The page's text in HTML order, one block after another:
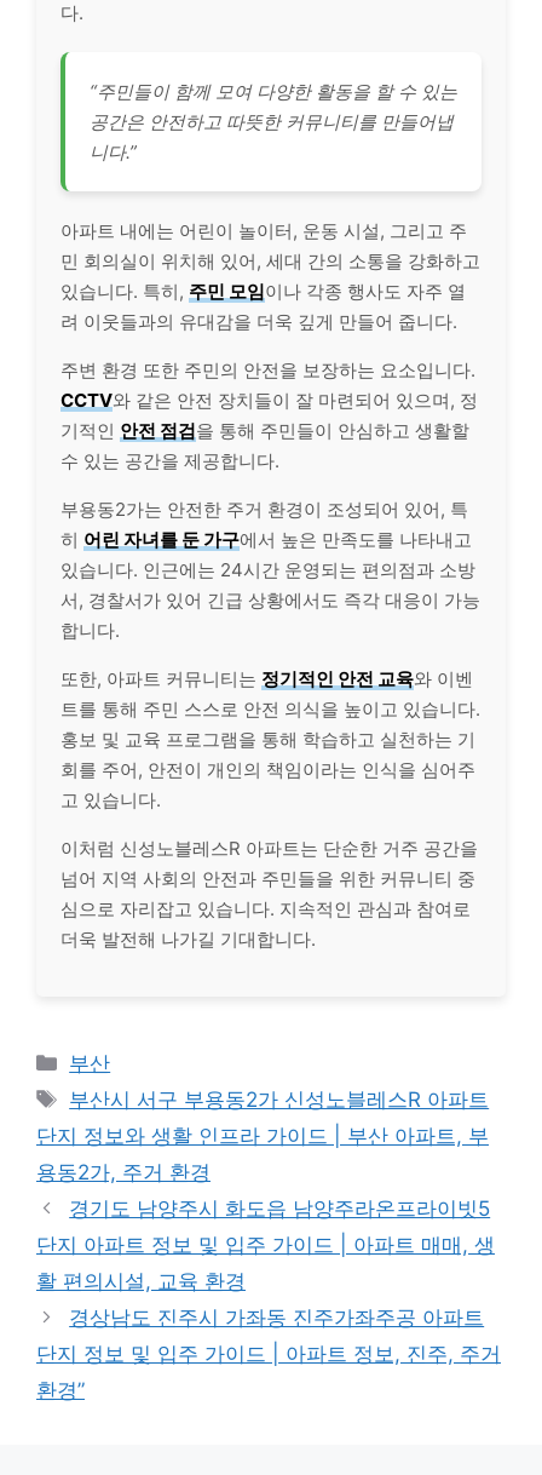
다.
“주민들이 함께 모여 다양한 활동을 할 수 있는
공간은 안전하고 따뜻한 커뮤니티를 만들어냅
니다.”
아파트 내에는 어린이 놀이터, 운동 시설, 그리고 주
민 회의실이 위치해 있어, 세대 간의 소통을 강화하고
있습니다. 특히, 주민 모임이나 각종 행사도 자주 열
려 이웃들과의 유대감을 더욱 깊게 만들어 줍니다.
주변 환경 또한 주민의 안전을 보장하는 요소입니다.
CCTV와 같은 안전 장치들이 잘 마련되어 있으며, 정
기적인 안전 점검을 통해 주민들이 안심하고 생활할
수 있는 공간을 제공합니다.
부용동2가는 안전한 주거 환경이 조성되어 있어, 특
히 어린 자녀를 둔 가구에서 높은 만족도를 나타내고
있습니다. 인근에는 24시간 운영되는 편의점과 소방
서, 경찰서가 있어 긴급 상황에서도 즉각 대응이 가능
합니다.
또한, 아파트 커뮤니티는 정기적인 안전 교육와 이벤
트를 통해 주민 스스로 안전 의식을 높이고 있습니다.
홍보 및 교육 프로그램을 통해 학습하고 실천하는 기
회를 주어, 안전이 개인의 책임이라는 인식을 심어주
고 있습니다.
이처럼 신성노블레스R 아파트는 단순한 거주 공간을
넘어 지역 사회의 안전과 주민들을 위한 커뮤니티 중
심으로 자리잡고 있습니다. 지속적인 관심과 참여로
더욱 발전해 나가길 기대합니다.
Categories
부산
Tags
부산시 서구 부용동2가 신성노블레스R 아파트
단지 정보와 생활 인프라 가이드 | 부산 아파트, 부
용동2가, 주거 환경
경기도 남양주시 화도읍 남양주라온프라이빗5
단지 아파트 정보 및 입주 가이드 | 아파트 매매, 생
활 편의시설, 교육 환경
경상남도 진주시 가좌동 진주가좌주공 아파트
단지 정보 및 입주 가이드 | 아파트 정보, 진주, 주거
환경”